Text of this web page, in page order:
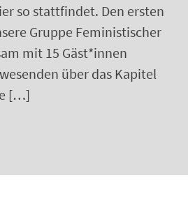
so stattfindet. Den ersten
Gruppe Feministischer
mit 15 Gäst*innen
über das Kapitel
[…]